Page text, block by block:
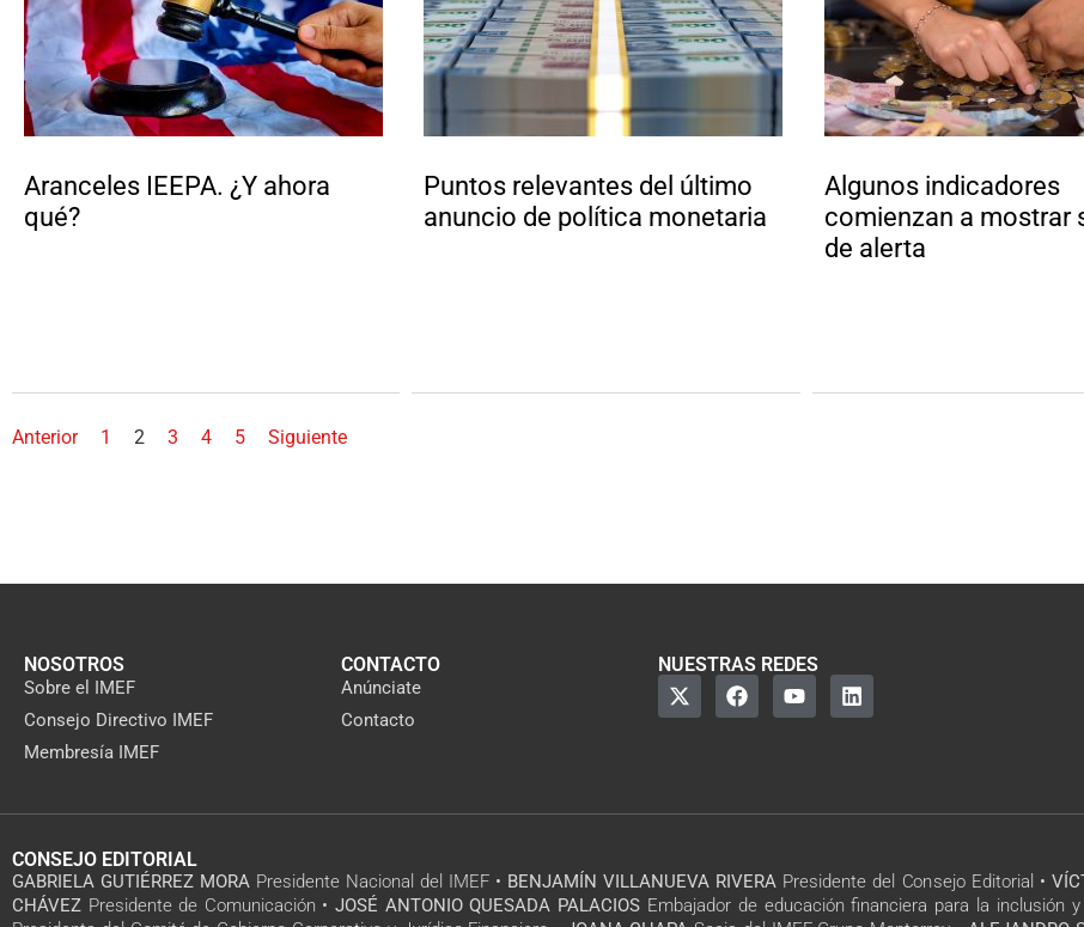
Aranceles IEEPA. ¿Y ahora
qué?
Puntos relevantes del último
anuncio de política monetaria
Algunos indicadores
comienzan a mostrar
de alerta
Anterior 1 2 3 4 5 Siguiente
NOSOTROS
Sobre el IMEF
Consejo Directivo IMEF
Membresía IMEF
CONTACTO
Anúnciate
Contacto
NUESTRAS REDES
CONSEJO EDITORIAL
GABRIELA GUTIÉRREZ MORA Presidente Nacional del IMEF • BENJAMÍN VILLANUEVA RIVERA Presidente del Consejo Editorial •
CHÁVEZ Presidente de Comunicación • JOSÉ ANTONIO QUESADA PALACIOS Embajador de educación financiera para la inclusión